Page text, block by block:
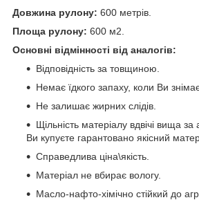
Довжина рулону: 600 метрів.
Площа рулону: 600 м2
Основні відмінності від аналогів:
Відповідність за товщиною.
Немає їдкого запаху, коли Ви
Не залишає жирних слідів.
Щільність матеріалу вдвічі вища
Ви купуєте гарантовано якісний
Справедлива ціна\якість.
Матеріал не вбирає вологу.
Масло-нафто-хімічно стійкий до